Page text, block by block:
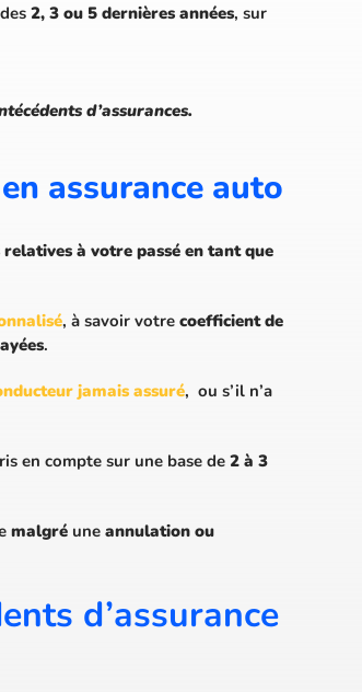
2, 3 ou 5 dernières années, sur
d’assurances.
assurance auto
à votre passé en tant que
, à savoir votre coefficient de
.
jamais assuré, ou s’il n’a
en compte sur une base de 2 à 3
malgréune annulation ou
d’assurance